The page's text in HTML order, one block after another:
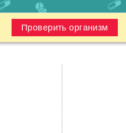
Проверить организм